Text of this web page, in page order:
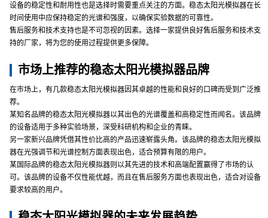
设备的稳定性和耐用性也是选择时需要重点关注的方面。稳态太阳光模拟器在长
时间使用中应保持稳定的光谱和强度，以确保实验数据的可靠性。
售后服务和技术支持也是不可忽视的因素。选择一家提供良好售后服务和技术支
持的厂家，将为您的使用过程提供更多保障。
市场上推荐的稳态太阳光模拟器品牌
在市场上，有几款稳态太阳光模拟器因其卓越的性能和良好的口碑而受到广泛推
荐。
某知名品牌的稳态太阳光模拟器以其出色的光谱覆盖和高稳定性而闻名。该品牌
的设备适用于多种实验场景，深受科研机构和企业的青睐。
另一家新兴品牌凭借其性价比高的产品迅速崭露头角。该品牌的稳态太阳光模拟
器在光强调节和光谱控制方面表现出色，适合预算有限的用户。
某国际品牌的稳态太阳光模拟器则以其先进的技术和高端配置赢得了市场的认
可。该品牌的设备不仅性能优越，而且在售后服务方面也表现出色，适合对设备
要求较高的用户。